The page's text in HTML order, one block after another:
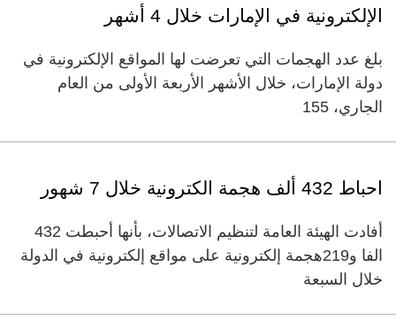
الإلكترونية في الإمارات خلال 4 أشهر
بلغ عدد الهجمات التي تعرضت لها المواقع الإلكترونية في
دولة الإمارات، خلال الأشهر الأربعة الأولى من العام
الجاري، 155
احباط 432 ألف هجمة الكترونية خلال 7 شهور
أفادت الهيئة العامة لتنظيم الاتصالات، بأنها أحبطت 432
الفا و219هجمة إلكترونية على مواقع إلكترونية في الدولة
خلال السبعة